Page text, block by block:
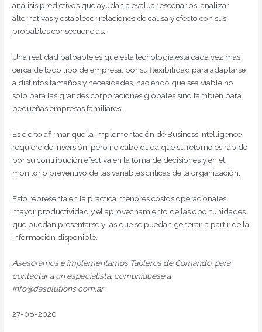
análisis predictivos que ayudan a evaluar escenarios, analizar
alternativas y establecer relaciones de causa y efecto con sus
probables consecuencias.
Una realidad palpable es que esta tecnología esta cada vez más
cerca de todo tipo de empresa, por su flexibilidad para adaptarse
a distintos tamaños y necesidades, haciendo que sea viable no
solo para las grandes corporaciones globales sino también para
pequeñas empresas familiares.
Es cierto afirmar que la implementación de Business Intelligence
requiere de inversión, pero no cabe duda que su retorno es rápido
por su contribución efectiva en la toma de decisiones y en el
monitorio preventivo de las variables críticas de la organización.
Esto representa en la práctica menores costos operacionales,
mayor productividad y el aprovechamiento de las oportunidades
que puedan presentarse y las que se puedan generar, a partir de la
información disponible.
Asesoramos e implementamos Tableros de Comando, para
contactar a un especialista, comuníquese a
info@dasolutions.com.ar
27-08-2020